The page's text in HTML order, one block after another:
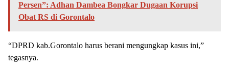
Persen”: Adhan Dambea Bongkar Dugaan Korupsi
Obat RS di Gorontalo
“DPRD kab.Gorontalo harus berani mengungkap kasus ini,”
tegasnya.